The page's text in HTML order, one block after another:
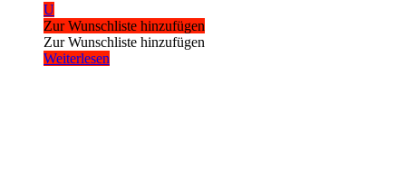
U
Zur Wunschliste hinzufügen
Zur Wunschliste hinzufügen
Weiterlesen